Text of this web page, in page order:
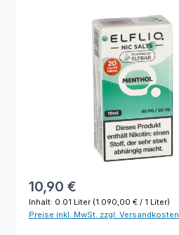
Bildergalerie überspringen
Regulärer Preis:
10,90 €
Inhalt: 0.01 Liter (1.090,00 € / 1 Liter)
Preise inkl. MwSt. zzgl. Versandkosten